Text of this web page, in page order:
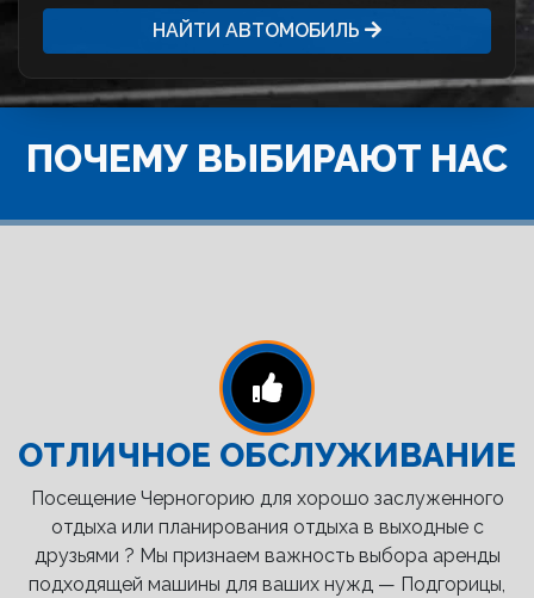
НАЙТИ АВТОМОБИЛЬ
ПОЧЕМУ ВЫБИРАЮТ НАС
ОТЛИЧНОЕ ОБСЛУЖИВАНИЕ
Посещение Черногорию для хорошо заслуженного
отдыха или планирования отдыха в выходные с
друзьями ? Мы признаем важность выбора аренды
подходящей машины для ваших нужд — Подгорицы,